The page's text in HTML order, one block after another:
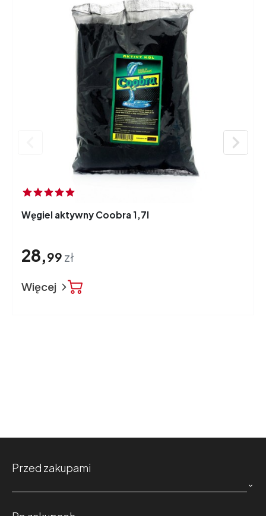
Węgiel aktywny Coobra 1,7l
28,99 zł
Więcej

Przed zakupami
